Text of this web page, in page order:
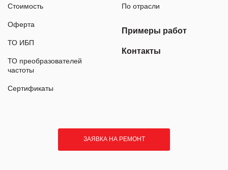
Стоимость
Оферта
ТО ИБП
ТО преобразователей
частоты
Сертификаты
По отрасли
Примеры работ
Контакты
ЗАЯВКА НА РЕМОНТ